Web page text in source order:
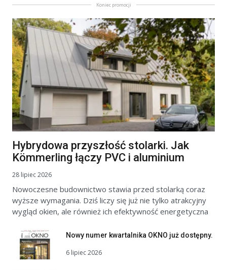
Koniec promocji
Hybrydowa przyszłość stolarki. Jak
Kömmerling łączy PVC i aluminium
28 lipiec 2026
Nowoczesne budownictwo stawia przed stolarką coraz
wyższe wymagania. Dziś liczy się już nie tylko atrakcyjny
wygląd okien, ale również ich efektywność energetyczna
Nowy numer kwartalnika OKNO już dostępny.
6 lipiec 2026